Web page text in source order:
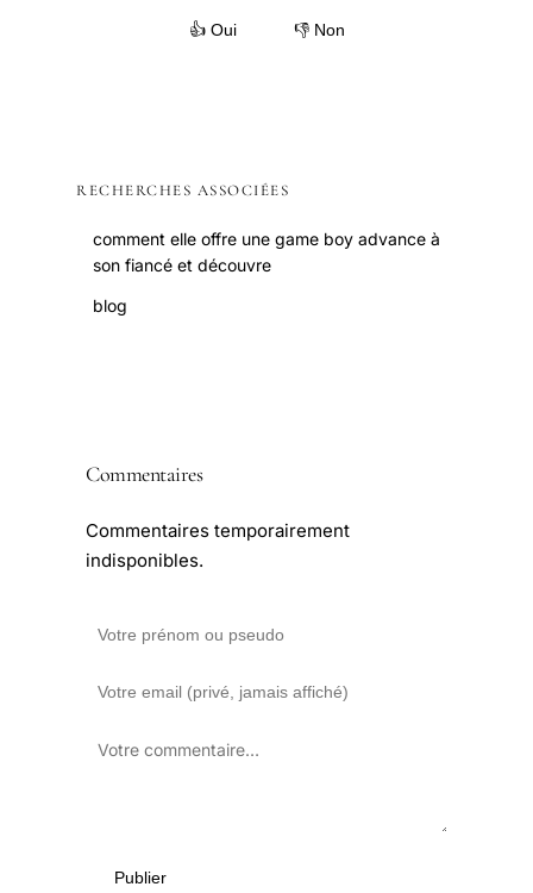
👍 Oui 👎 Non
RECHERCHES ASSOCIÉES
comment elle offre une game boy advance à
son fiancé et découvre
blog
Commentaires
Commentaires temporairement
indisponibles.
Publier